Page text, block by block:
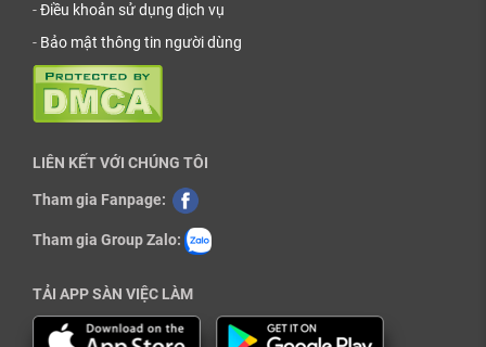
-Điều khoản sử dụng dịch vụ
- Bảo mật thông tin người dùng
LIÊN KẾT VỚI CHÚNG TÔI
Tham gia Fanpage:
Tham gia Group Zalo:
TẢI APP SÀN VIỆC LÀM